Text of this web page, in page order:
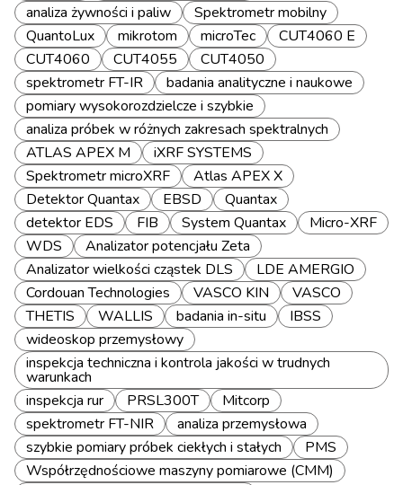
analiza żywności i paliw
Spektrometr mobilny
QuantoLux
mikrotom microTec
CUT4060 E
CUT4060
CUT4055
CUT4050
spektrometr FT-IR
badania analityczne i naukowe
pomiary wysokorozdzielcze i szybkie
analiza próbek w różnych zakresach spektralnych
ATLAS APEX M
iXRF SYSTEMS
Spektrometr microXRF
Atlas APEX X
Detektor Quantax
EBSD
Quantax
detektor EDS
FIB System Quantax
Micro-XRF
WDS
Analizator potencjału Zeta
Analizator wielkości cząstek DLS
LDE AMERGIO
Cordouan Technologies
VASCO KIN
VASCO
THETIS
WALLIS badania in-situ
IBSS
wideoskop przemysłowy
inspekcja techniczna i kontrola jakości w trudnych
warunkach
inspekcja rur
PRSL300T
Mitcorp
spektrometr FT-NIR
analiza przemysłowa
szybkie pomiary próbek ciekłych i stałych
PMS
Współrzędnościowe maszyny pomiarowe (CMM)